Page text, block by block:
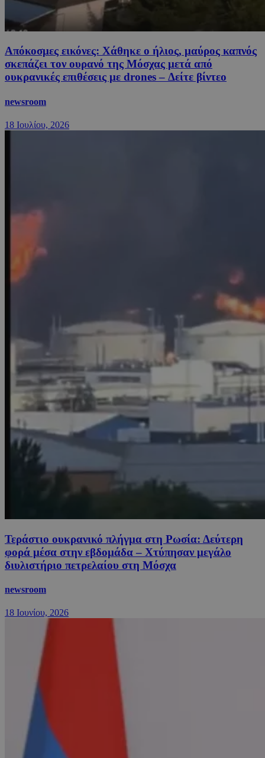
Απόκοσμες εικόνες: Χάθηκε ο ήλιος, μαύρος καπνός
σκεπάζει τον ουρανό της Μόσχας μετά από
ουκρανικές επιθέσεις με drones – Δείτε βίντεο
newsroom
18 Ιουλίου, 2026
Τεράστιο ουκρανικό πλήγμα στη Ρωσία: Δεύτερη
φορά μέσα στην εβδομάδα – Χτύπησαν μεγάλο
διυλιστήριο πετρελαίου στη Μόσχα
newsroom
18 Ιουνίου, 2026